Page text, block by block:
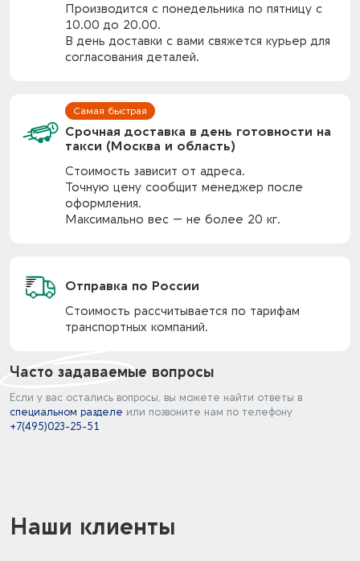
Производится с понедельника по пятницу с
10.00 до 20.00.
В день доставки с вами свяжется курьер для
согласования деталей.
Срочная доставка в день готовности на
такси (Москва и область)
Стоимость зависит от адреса.
Точную цену сообщит менеджер после
оформления.
Максимально вес — не более 20 кг.
Отправка по России
Стоимость рассчитывается по тарифам
транспортных компаний.
Часто задаваемые вопросы
Если у вас остались вопросы, вы можете найти ответы в
специальном разделе или позвоните нам по телефону
+7(495)023-25-51
Наши клиенты